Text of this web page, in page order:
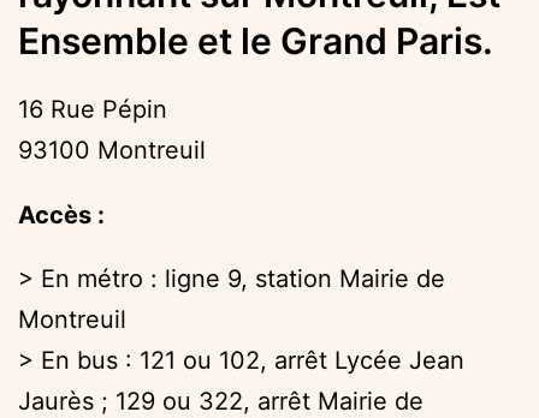
Ensemble et le Grand Paris.
16 Rue Pépin
93100 Montreuil
Accès :
> En métro : ligne 9, station Mairie de
Montreuil
> En bus : 121 ou 102, arrêt Lycée Jean
Jaurès ; 129 ou 322, arrêt Mairie de